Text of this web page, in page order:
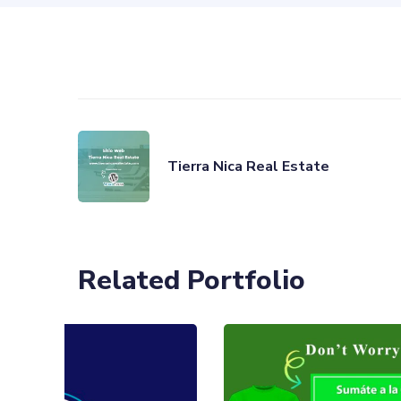
Tierra Nica Real Estate
Related Portfolio